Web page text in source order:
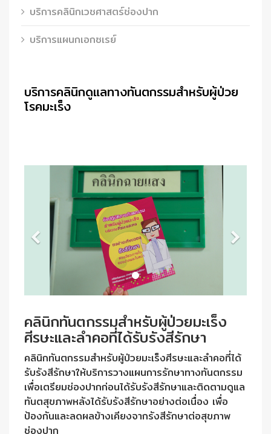
บริการคลินิกเวชศาสตร์ช่องปาก
บริการแผนกเอกซเรย์
บริการคลินิกดูแลทางทันตกรรมสำหรับผู้ป่วย
โรคมะเร็ง
คลินิกทันตกรรมสำหรับผู้ป่วยมะเร็ง
ศีรษะและลำคอที่ได้รับรังสีรักษา
คลินิกทันตกรรมสำหรับผู้ป่วยมะเร็งศีรษะและลำคอที่ได้
รับรังสีรักษาให้บริการวางแผนการรักษาทางทันตกรรม
เพื่อเตรียมช่องปากก่อนได้รับรังสีรักษาและติดตามดูแล
ทันตสุขภาพหลังได้รับรังสีรักษาอย่างต่อเนื่อง เพื่อ
ป้องกันและลดผลข้างเคียงจากรังสีรักษาต่อสุขภาพ
ช่องปาก